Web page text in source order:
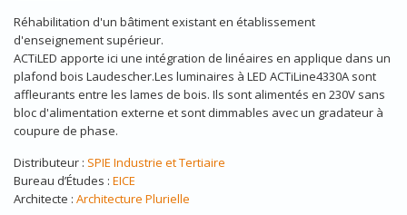
Réhabilitation d'un bâtiment existant en établissement
d'enseignement supérieur.
ACTiLED apporte ici une intégration de linéaires en applique dans un
plafond bois Laudescher.Les luminaires à LED ACTiLine4330A sont
affleurants entre les lames de bois. Ils sont alimentés en 230V sans
bloc d'alimentation externe et sont dimmables avec un gradateur à
coupure de phase.
Distributeur : SPIE Industrie et Tertiaire
Bureau d’Études : EICE
Architecte : Architecture Plurielle